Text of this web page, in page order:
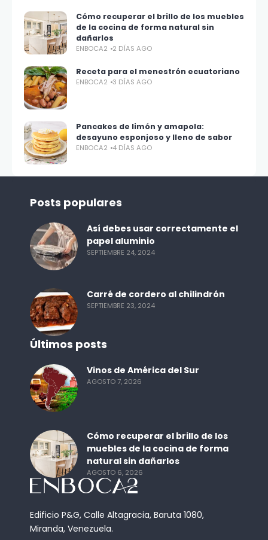
Cómo recuperar el brillo de los muebles
de la cocina de forma natural sin
dañarlos
ENBOCA2 2 DÍAS AGO
Receta para el menestrón ecuatoriano
ENBOCA2 3 DÍAS AGO
Pancakes de limón y amapola:
desayuno esponjoso y lleno de sabor
ENBOCA2 4 DÍAS AGO
Edificio P&G, Calle Altagracia, Baruta 1080,
Miranda, Venezuela.
Posts populares
Así debes usar correctamente el
papel aluminio
SEPTIEMBRE 24, 2024
Carré de cordero al chilindrón
SEPTIEMBRE 23, 2024
Últimos posts
Vinos de América del Sur
AGOSTO 7, 2026
Cómo recuperar el brillo de los
muebles de la cocina de forma
natural sin dañarlos
AGOSTO 6, 2026